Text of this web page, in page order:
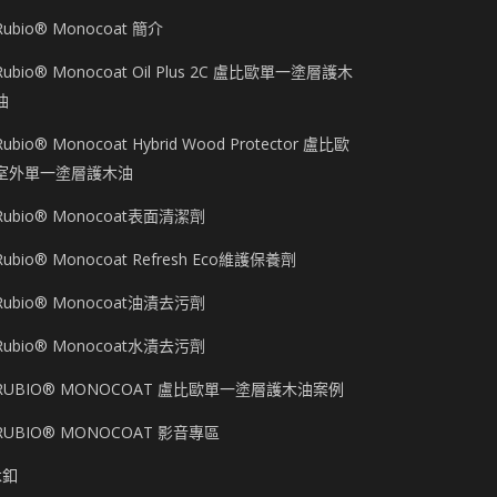
Monocoat 簡介
Monocoat Oil Plus 2C 盧比歐單一塗層護木
Monocoat Hybrid Wood Protector 盧比歐
外單一塗層護木油
Monocoat表面清潔劑
Monocoat Refresh Eco維護保養劑
Monocoat油漬去污劑
Monocoat水漬去污劑
MONOCOAT 盧比歐單一塗層護木油案例
MONOCOAT 影音專區